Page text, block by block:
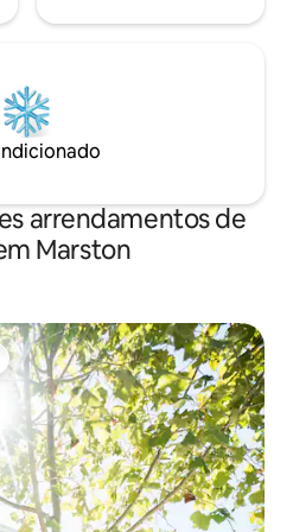
arrendamentos de
Marston
apreciados